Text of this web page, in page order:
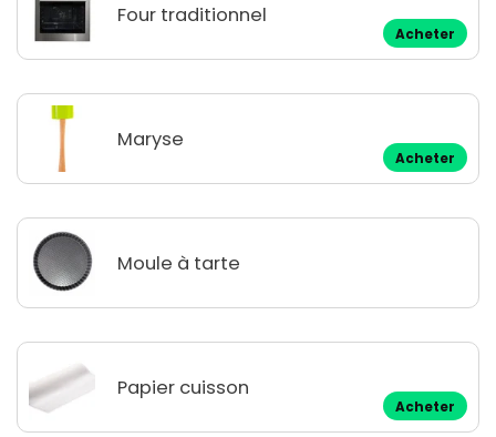
Four traditionnel
Acheter
Maryse
Acheter
Moule à tarte
Papier cuisson
Acheter